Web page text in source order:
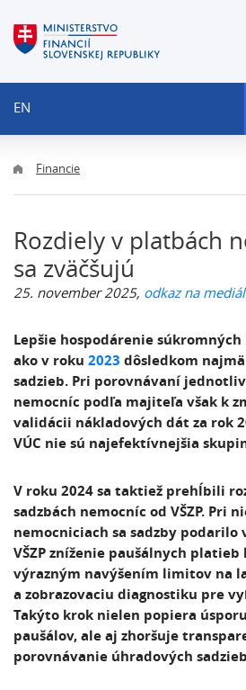
EN
Financie
Rozdiely v platbách
sa zväčšujú
25. november 2025, odkaz na
Lepšie hospodárenie
ako v roku 2023 dôsledkom
sadzieb. Pri porovnávaní
nemocníc podľa majiteľa však k
validácii nákladových dát za rok
VÚC nie sú najefektívnejšia
V roku 2024 sa taktiež prehĺbili
sadzbách nemocníc od VŠZP. Pri
nemocniciach sa sadzby
VŠZP zníženie paušálnych platieb
výrazným navýšením limitov na
a zobrazovaciu diagnostiku pre
Takýto krok nielen popiera
paušálov, ale aj zhoršuje
porovnávanie úhradových